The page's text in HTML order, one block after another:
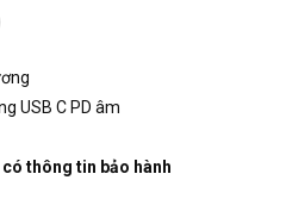
USB C PD âm
có thông tin bảo hành